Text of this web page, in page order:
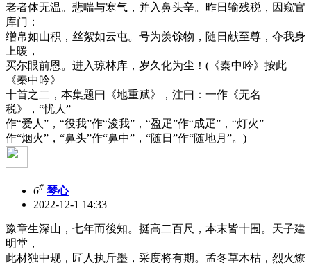
老者体无温。悲喘与寒气，并入鼻头辛。昨日输残税，因窥官
库门：
缯帛如山积，丝絮如云屯。号为羡馀物，随日献至尊，夺我身
上暖，
买尔眼前恩。进入琼林库，岁久化为尘！(《秦中吟》按此
《秦中吟》
十首之二，本集题曰《地重赋》，注曰：一作《无名
税》，“忧人”
作“爱人”，“役我”作“浚我”，“盈疋”作“成疋”，“灯火”
作“烟火”，“鼻头”作“鼻中”，“随日”作“随地月”。)
6# 琴心
2022-12-1 14:33
豫章生深山，七年而後知。挺高二百尺，本末皆十围。天子建
明堂，
此材独中规，匠人执斤墨，采度将有期。孟冬草木枯，烈火燎